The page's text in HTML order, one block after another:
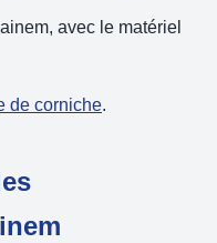
avec le matériel
de corniche.